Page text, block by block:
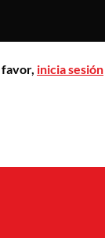
inicia sesión